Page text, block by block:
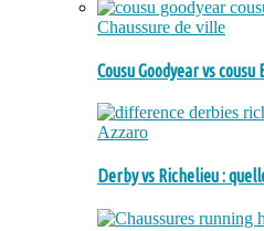
Chaussure de ville
Cousu Goodyear vs
Azzaro
Derby vs Richelieu :